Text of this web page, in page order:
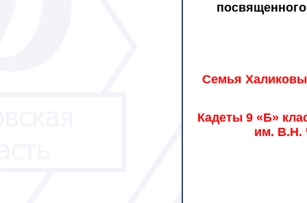
Семья
Кадеты 9 «Б»
им. В.Н.